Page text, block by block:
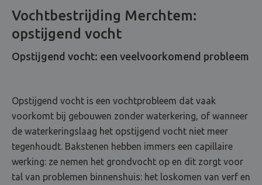
Vochtbestrijding Merchtem:
opstijgend vocht
Opstijgend vocht: een veelvoorkomend probleem
Opstijgend vocht is een vochtprobleem dat vaak
voorkomt bij gebouwen zonder waterkering, of wanneer
de waterkeringslaag het opstijgend vocht niet meer
tegenhoudt. Bakstenen hebben immers een capillaire
werking: ze nemen het grondvocht op en dit zorgt voor
tal van problemen binnenshuis: het loskomen van verf en